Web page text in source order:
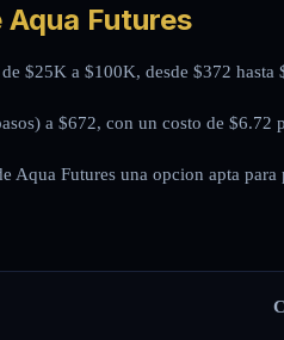
Futures
$25K a $100K, desde $372
a $672, con un costo de
Aqua Futures una opcion apta para